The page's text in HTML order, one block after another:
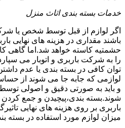
خدمات بسته بندی اثاث منزل
اگر لوازم از قبل توسط شخص یا
باشند مقداری در هزینه های نهایی
حشمتیه کاسته خواهد شد.اما گاهی
را به شرکت باربری و اتوبار می
توان کافی در بسته بندی یا عدم
لوازمی که جابه جا می شوند از
و باید به صورتی دقیق و اصولی
شوند.بسته بندی،پیچیدن و جمع
باربری بر روی هزینه های نهایی
میزان لوازم مورد استفاده در بسته